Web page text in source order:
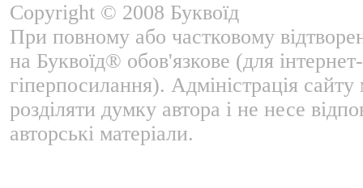
Copyright © 2008 Буквоїд
При повному або частковому
на Буквоїд® обов'язкове (для
гіперпосилання). Адміністрація
розділяти думку автора і не несе
авторські матеріали.